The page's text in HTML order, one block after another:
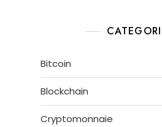
Bitcoin
Blockchain
Cryptomonnaie